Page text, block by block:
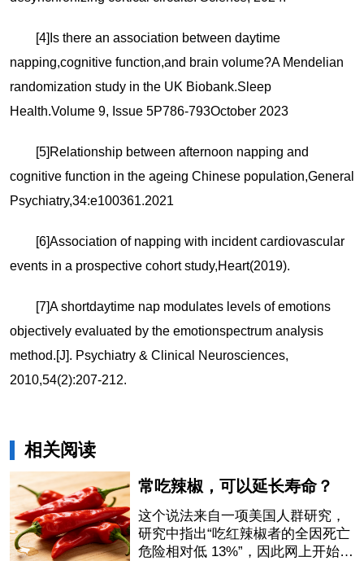
[4]Is there an association between daytime
napping,cognitive function,and brain volume?A Mendelian
randomization study in the UK Biobank.Sleep
Health.Volume 9, Issue 5P786-793October 2023
[5]Relationship between afternoon napping and
cognitive function in the ageing Chinese population,General
Psychiatry,34:e100361.2021
[6]Association of napping with incident cardiovascular
events in a prospective cohort study,Heart(2019).
[7]A shortdaytime nap modulates levels of emotions
objectively evaluated by the emotionspectrum analysis
method.[J]. Psychiatry & Clinical Neurosciences,
2010,54(2):207-212.
相关阅读
常吃辣椒，可以延长寿命？
这个说法来自一项美国人群研究，
研究中指出“吃红辣椒者的全因死亡
危险相对低 13%”，因此网上开始流